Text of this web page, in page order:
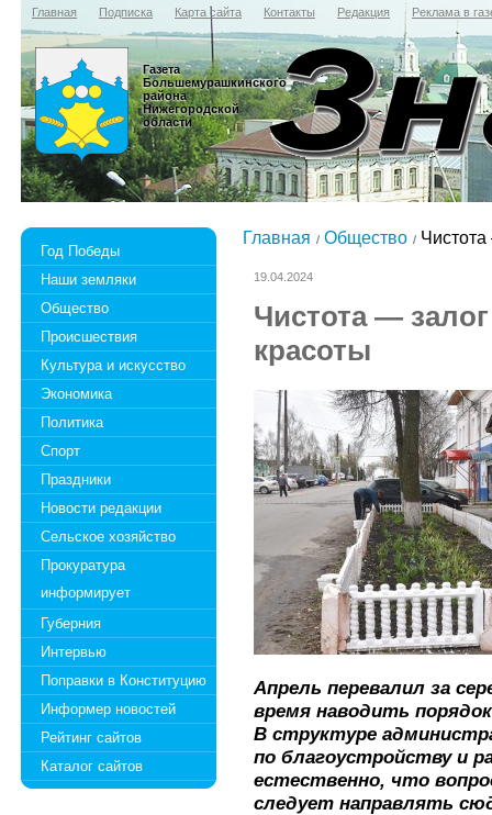
Главная Подписка Карта сайта Контакты Редакция Реклама в
Газета
Большемурашкинского
района
Нижегородской
области
Год Победы
Наши земляки
Общество
Происшествия
Культура и искусство
Экономика
Политика
Спорт
Праздники
Новости редакции
Сельское хозяйство
Прокуратура
информирует
Губерния
Интервью
Поправки в Конституцию
Информер новостей
Рейтинг сайтов
Каталог сайтов
Главная Общество
19.04.2024
Чистота —
красоты
Апрель перевалил за
время наводить
В структуре
по благоустройству и
естественно, что
следует направлять